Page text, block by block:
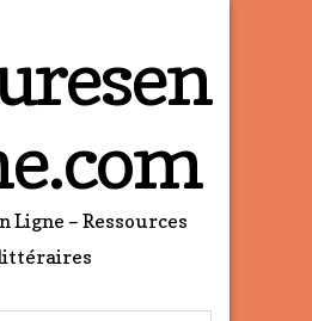
Ligne – Ressources